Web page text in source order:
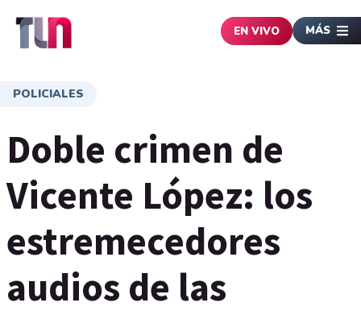
EN VIVO MÁS
POLICIALES
Doble crimen de
Vicente López: los
estremecedores
audios de las